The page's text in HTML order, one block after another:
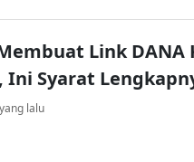
Link
Ini Syarat
lalu